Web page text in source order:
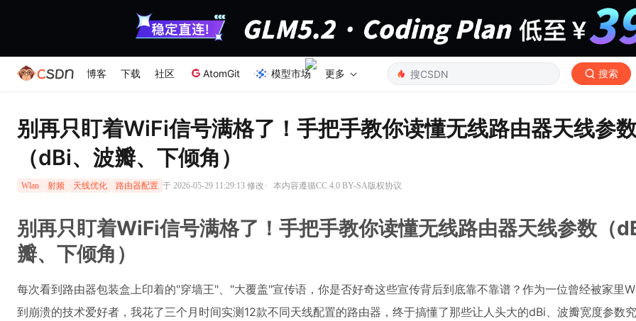
博客 下载 社区 AtomGit 模型市场 更多 搜索
别再只盯着WiFi信号满格了！手把手教你读懂无线路由器天线参
（dBi、波瓣、下倾角）
Wlan 射频 天线优化 路由器配置 于 2026-05-29 11:29:13 修改· 本内容遵循CC 4.0 BY-SA版权协议
别再只盯着WiFi信号满格了！手把手教你读懂无线路由器天线参数（
瓣、下倾角）
每次看到路由器包装盒上印着的"穿墙王"、"大覆盖"宣传语，你是否好奇这些宣传背后到底靠不靠谱？作为一位曾经被家里
到崩溃的技术爱好者，我花了三个月时间实测12款不同天线配置的路由器，终于搞懂了那些让人头大的dBi、波瓣宽度参数